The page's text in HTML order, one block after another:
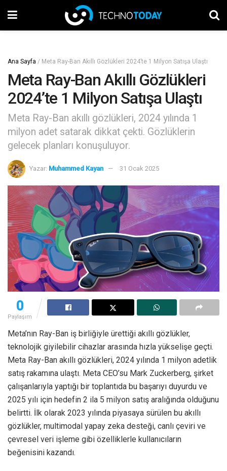
Ana Sayfa / Meta Ray-Ban Akıllı Gözlükleri 2024’te 1 Milyon Satışa Ulaştı
Meta Ray-Ban Akıllı Gözlükleri
2024’te 1 Milyon Satışa Ulaştı
Meta Ray-Ban akıllı gözlükleri, 2024 yılında 1
milyon adet satarak dikkat çekti. Gözlüklerin
gelecek planları konuşuluyor.
Yazar: Muhammed Kayan 31 Ocak 2025
0
Paylaşım
Meta’nın Ray-Ban iş birliğiyle ürettiği akıllı gözlükler,
teknolojik giyilebilir cihazlar arasında hızla yükselişe geçti.
Meta Ray-Ban akıllı gözlükleri, 2024 yılında 1 milyon adetlik
satış rakamına ulaştı. Meta CEO’su Mark Zuckerberg, şirket
çalışanlarıyla yaptığı bir toplantıda bu başarıyı duyurdu ve
2025 yılı için hedefin 2 ila 5 milyon satış aralığında olduğunu
belirtti. İlk olarak 2023 yılında piyasaya sürülen bu akıllı
gözlükler, multimodal yapay zeka desteği, canlı çeviri ve
çevresel veri işleme gibi özelliklerle kullanıcıların
beğenisini kazandı.